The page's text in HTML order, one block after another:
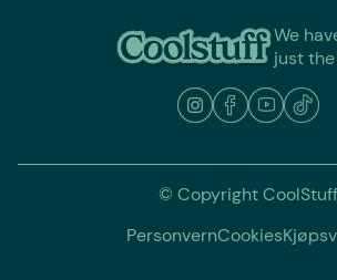
We
just
© Copyright CoolStuff
PersonvernCookies